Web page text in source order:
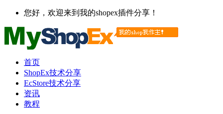
您好，欢迎来到我的shopex插件分享！
首页
ShopEx技术分享
EcStore技术分享
资讯
教程